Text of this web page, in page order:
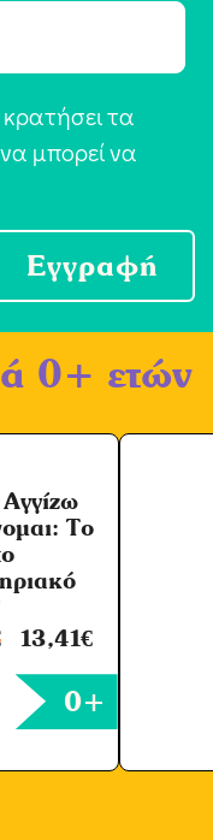
τα
μπορεί να
Εγγραφή
0+ ετών
Το
13,41€
0+